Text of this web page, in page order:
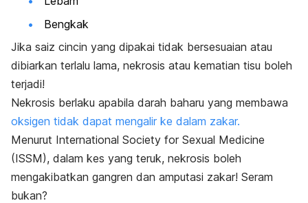
Bengkak
Jika saiz cincin yang dipakai tidak bersesuaian atau
dibiarkan terlalu lama, nekrosis atau kematian tisu boleh
terjadi!
Nekrosis berlaku apabila darah baharu yang membawa
oksigen tidak dapat mengalir ke dalam zakar.
Menurut International Society for Sexual Medicine
(ISSM), dalam kes yang teruk, nekrosis boleh
mengakibatkan gangren dan amputasi zakar! Seram
bukan?